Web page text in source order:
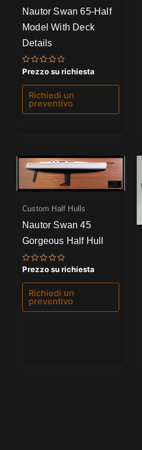
Nautor Swan 65-Half
Model With Deck
Details
Valutato
0
su
Prezzo su richiesta
Richiedi un
preventivo
Custom Half Hulls
Nautor Swan 45
Gorgeous Half Hull
Valutato
su
Prezzo su richiesta
Richiedi un
preventivo